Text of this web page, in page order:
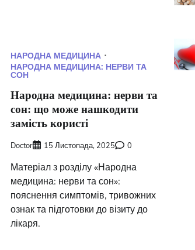
НАРОДНА МЕДИЦИНА
НАРОДНА МЕДИЦИНА: НЕРВИ ТА
СОН
Народна медицина: нерви та
сон: що може нашкодити
замість користі
Doctor 15 Листопада, 2025 0
Матеріал з розділу «Народна
медицина: нерви та сон»:
пояснення симптомів, тривожних
ознак та підготовки до візиту до
лікаря.